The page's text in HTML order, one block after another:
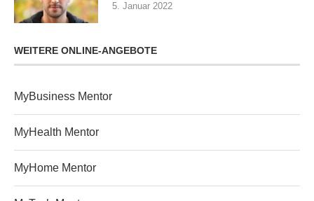
5. Januar 2022
WEITERE ONLINE-ANGEBOTE
MyBusiness Mentor
MyHealth Mentor
MyHome Mentor